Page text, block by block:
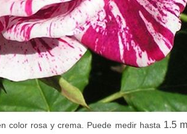
color rosa y crema. Puede medir hasta 1.5